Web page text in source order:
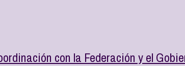
con la Federación y el